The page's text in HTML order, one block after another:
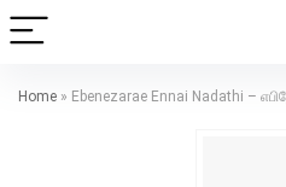
Home » Ebenezarae Ennai Nadathi –